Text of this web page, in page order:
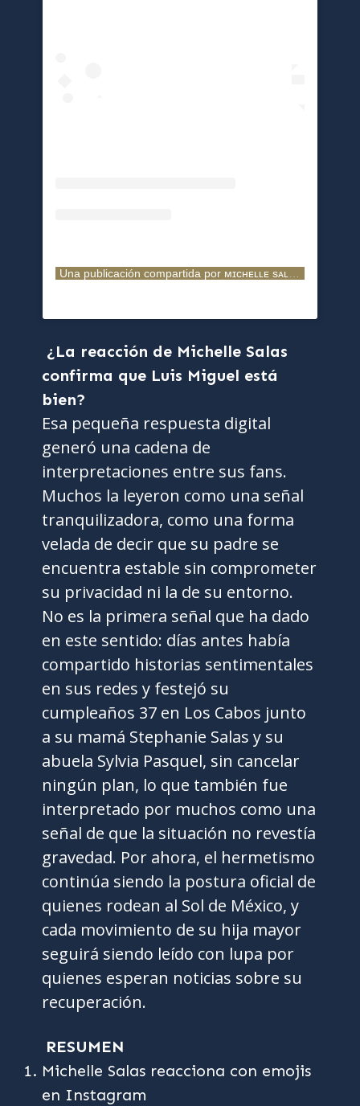
Una publicación compartida por ᴍɪᴄʜᴇʟʟᴇ sᴀʟᴀs 🧿 (@michellesalasb)
¿La reacción de Michelle Salas
confirma que Luis Miguel está
bien?
Esa pequeña respuesta digital
generó una cadena de
interpretaciones entre sus fans.
Muchos la leyeron como una señal
tranquilizadora, como una forma
velada de decir que su padre se
encuentra estable sin comprometer
su privacidad ni la de su entorno.
No es la primera señal que ha dado
en este sentido: días antes había
compartido historias sentimentales
en sus redes y festejó su
cumpleaños 37 en Los Cabos junto
a su mamá Stephanie Salas y su
abuela Sylvia Pasquel, sin cancelar
ningún plan, lo que también fue
interpretado por muchos como una
señal de que la situación no revestía
gravedad. Por ahora, el hermetismo
continúa siendo la postura oficial de
quienes rodean al Sol de México, y
cada movimiento de su hija mayor
seguirá siendo leído con lupa por
quienes esperan noticias sobre su
recuperación.
RESUMEN
Michelle Salas reacciona con emojis
en Instagram